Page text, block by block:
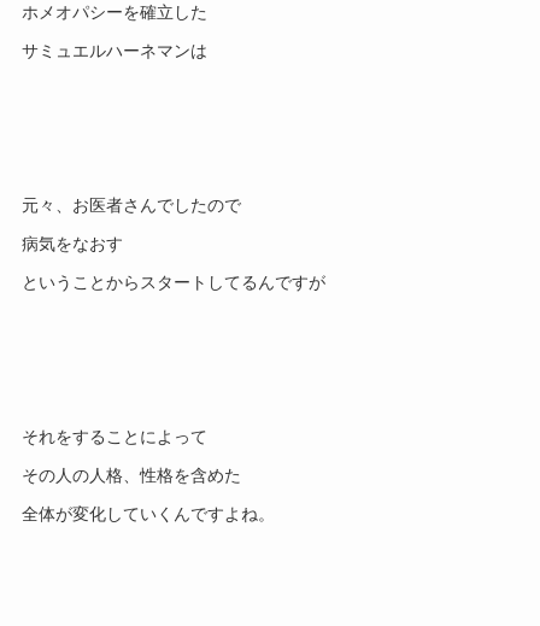
ホメオパシーを確立した
元々、お医者さんでしたので
病気をなおす
ということからスタートしてるんですが
それをすることによって
その人の人格、性格を含めた